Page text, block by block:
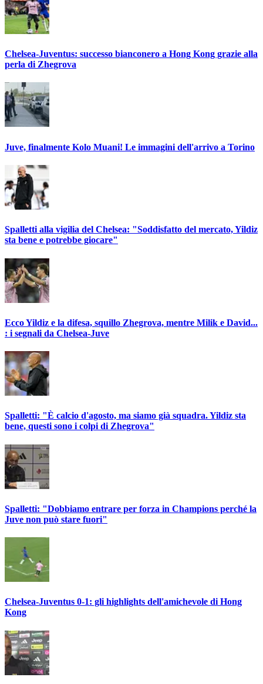
Chelsea-Juventus: successo bianconero a Hong Kong grazie alla
perla di Zhegrova
Juve, finalmente Kolo Muani! Le immagini dell'arrivo a Torino
Spalletti alla vigilia del Chelsea: "Soddisfatto del mercato, Yildiz
sta bene e potrebbe giocare"
Ecco Yildiz e la difesa, squillo Zhegrova, mentre Milik e David...
: i segnali da Chelsea-Juve
Spalletti: "È calcio d'agosto, ma siamo già squadra. Yildiz sta
bene, questi sono i colpi di Zhegrova"
Spalletti: "Dobbiamo entrare per forza in Champions perché la
Juve non può stare fuori"
Chelsea-Juventus 0-1: gli highlights dell'amichevole di Hong
Kong